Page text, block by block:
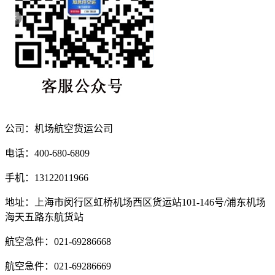
公司：机场航空货运公司
电话：400-680-6809
手机：13122011966
地址：上海市闵行区虹桥机场西区货运站101-146号/浦东机场
海天五路东航货站
航空急件：021-69286668
航空急件：021-69286669